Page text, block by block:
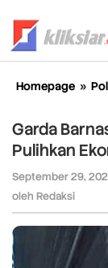
konten
Homepage »
Garda
Pulihkan
September 29,
oleh Redaksi